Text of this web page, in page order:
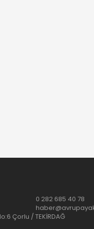
0 282 685 40 78
Çorlu / TEKİRDAĞ